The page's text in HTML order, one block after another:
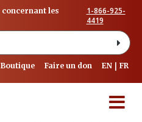
concernant les
1-866-925-
4419
Boutique Faire un don EN FR